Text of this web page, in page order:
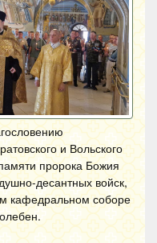
и Вольского
пророка Божия
десантных войск,
кафедральном соборе